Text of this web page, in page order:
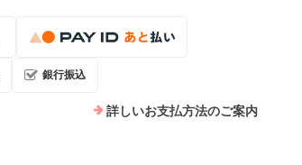
銀行振込
詳しいお支払方法のご案内